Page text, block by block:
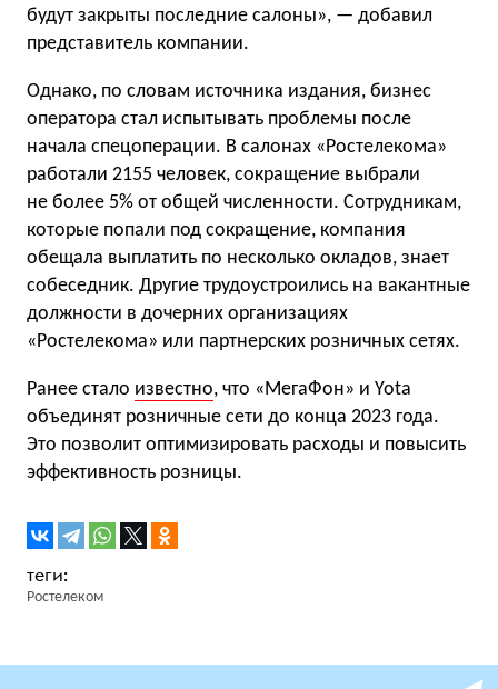
будут закрыты последние салоны», — добавил
представитель компании.
Однако, по словам источника издания, бизнес
оператора стал испытывать проблемы после
начала спецоперации. В салонах «Ростелекома»
работали 2155 человек, сокращение выбрали
не более 5% от общей численности. Сотрудникам,
которые попали под сокращение, компания
обещала выплатить по несколько окладов, знает
собеседник. Другие трудоустроились на вакантные
должности в дочерних организациях
«Ростелекома» или партнерских розничных сетях.
Ранее стало известно, что «МегаФон» и Yota
объединят розничные сети до конца 2023 года.
Это позволит оптимизировать расходы и повысить
эффективность розницы.
Ростелеком